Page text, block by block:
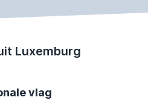
Luxemburg
vlag